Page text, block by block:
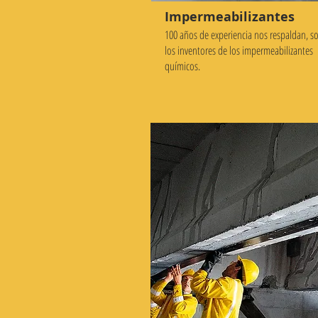
Impermeabilizantes
100 años de experiencia nos respaldan,
los inventores de los impermeabilizantes
químicos.